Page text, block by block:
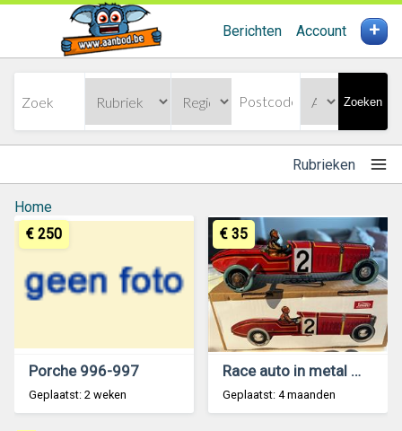
Berichten Account +
Zoeken
Rubrieken
Home
Porche 996-997
Geplaatst: 2 weken
€ 250
Race auto in metal model 1905
Geplaatst: 4 maanden
€ 35